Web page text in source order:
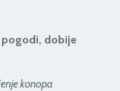
pogodi, dobije
konopa